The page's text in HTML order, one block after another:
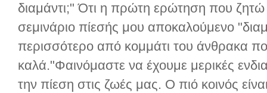
διαμάντι;" Ότι η πρώτη ερώτηση που ζητώ
σεμινάριο πίεσής μου αποκαλούμενο
περισσότερο από κομμάτι του άνθρακα
καλά."Φαινόμαστε να έχουμε μερικές
την πίεση στις ζωές μας. Ο πιό κοινός